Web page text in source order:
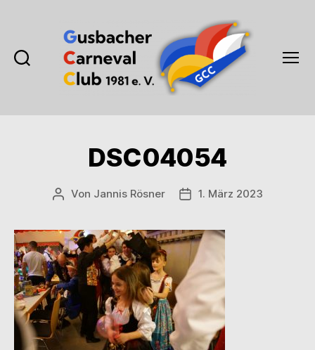
1981
e.V.
DSC04054
Beitragsautor
Von Jannis Rösner Veröffentlichungsdatum
1. März 2023